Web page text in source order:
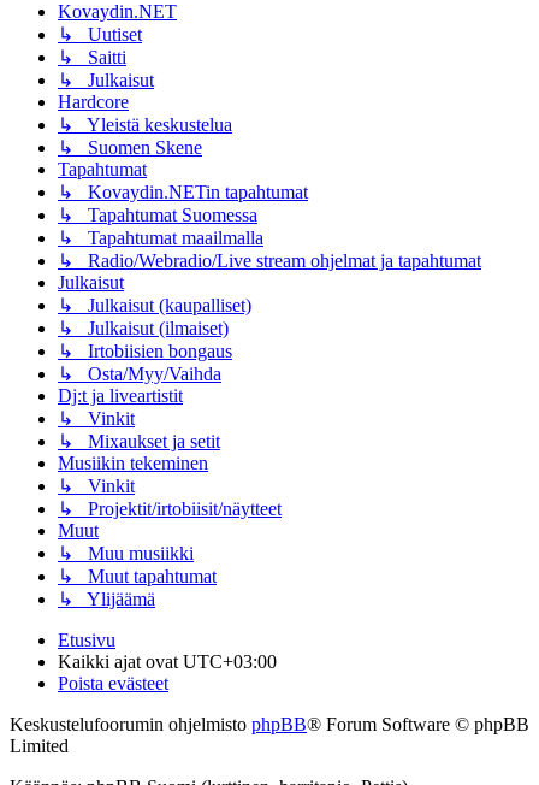
Kovaydin.NET
↳ Uutiset
↳ Saitti
↳ Julkaisut
Hardcore
↳ Yleistä keskustelua
↳ Suomen Skene
Tapahtumat
↳ Kovaydin.NETin tapahtumat
↳ Tapahtumat Suomessa
↳ Tapahtumat maailmalla
↳ Radio/Webradio/Live stream ohjelmat ja tapahtumat
Julkaisut
↳ Julkaisut (kaupalliset)
↳ Julkaisut (ilmaiset)
↳ Irtobiisien bongaus
↳ Osta/Myy/Vaihda
Dj:t ja liveartistit
↳ Vinkit
↳ Mixaukset ja setit
Musiikin tekeminen
↳ Vinkit
↳ Projektit/irtobiisit/näytteet
Muut
↳ Muu musiikki
↳ Muut tapahtumat
↳ Ylijäämä
Etusivu
Kaikki ajat ovat UTC+03:00
Poista evästeet
Keskustelufoorumin ohjelmisto phpBB® Forum Software © phpBB
Limited